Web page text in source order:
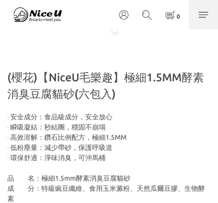
(櫻花)【NiceU毛樂趣】極細1.5MM酵素
消臭豆腐貓砂(六包入)
‧ 安全成分：食品級成分，安全放心
‧ 瞬吸凝結：秒結團，穩固不崩塌
‧ 高效溶解：鑽石比例配方，極細1.5MM
‧ 低粉塵量：減少帶砂，保護呼吸道
‧ 環保舒適：淨味消臭，可沖馬桶
品　　名：極細1.5mm酵素消臭豆腐貓砂
成　　分：特級豌豆纖維、食用玉米澱粉、天然瓜爾豆膠、生物酵
素